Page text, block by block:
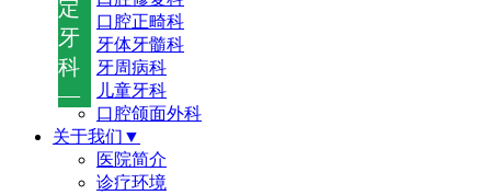
定
牙
科
—
口腔正畸科
牙体牙髓科
牙周病科
儿童牙科
口腔颌面外科
关于我们▼
医院简介
诊疗环境